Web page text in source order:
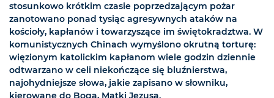
stosunkowo krótkim czasie poprzedzającym pożar
zanotowano ponad tysiąc agresywnych ataków na
kościoły, kapłanów i towarzyszące im świętokradztwa. W
komunistycznych Chinach wymyślono okrutną torturę:
więzionym katolickim kapłanom wiele godzin dziennie
odtwarzano w celi niekończące się bluźnierstwa,
najohydniejsze słowa, jakie zapisano w słowniku,
kierowane do Boga, Matki Jezusa.